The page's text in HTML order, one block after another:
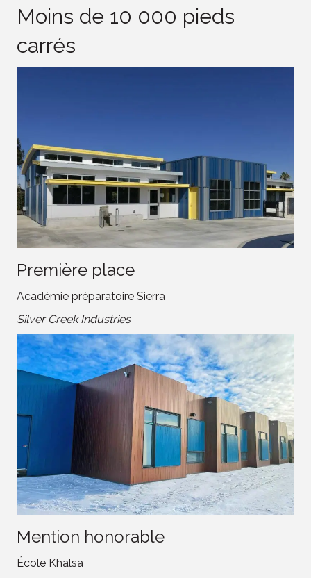
Moins de 10 000 pieds
carrés
Première place
Académie préparatoire Sierra
Silver Creek Industries
Mention honorable
École Khalsa